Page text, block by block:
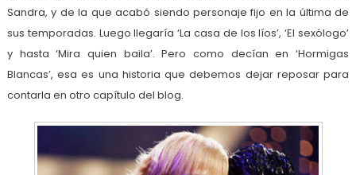
Sandra, y de la que acabó siendo personaje fijo en la última de
sus temporadas. Luego llegaría ‘La casa de los líos’, ‘El sexólogo’
y hasta ‘Mira quien baila’. Pero como decían en ‘Hormigas
Blancas’, esa es una historia que debemos dejar reposar para
contarla en otro capítulo del blog.